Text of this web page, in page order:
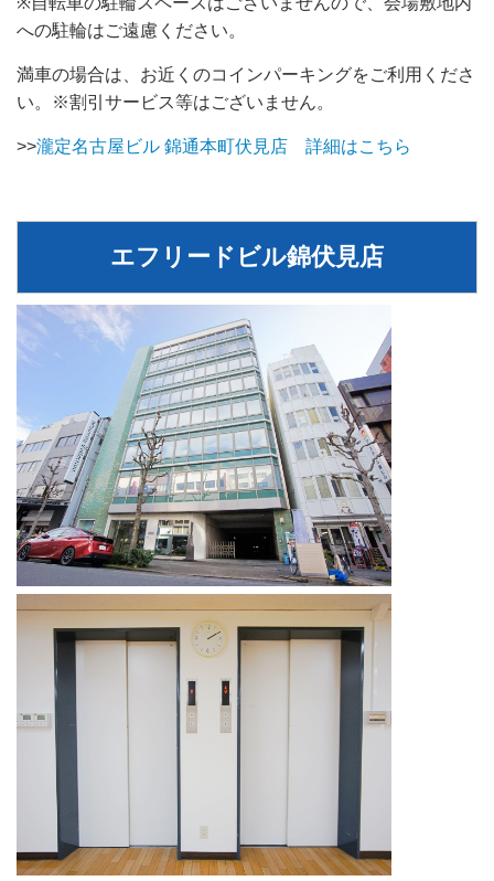
への駐輪はご遠慮ください。
満車の場合は、お近くのコインパーキングをご利用くださ
い。※割引サービス等はございません。
>>瀧定名古屋ビル 錦通本町伏見店 詳細はこちら
エフリードビル錦伏見店